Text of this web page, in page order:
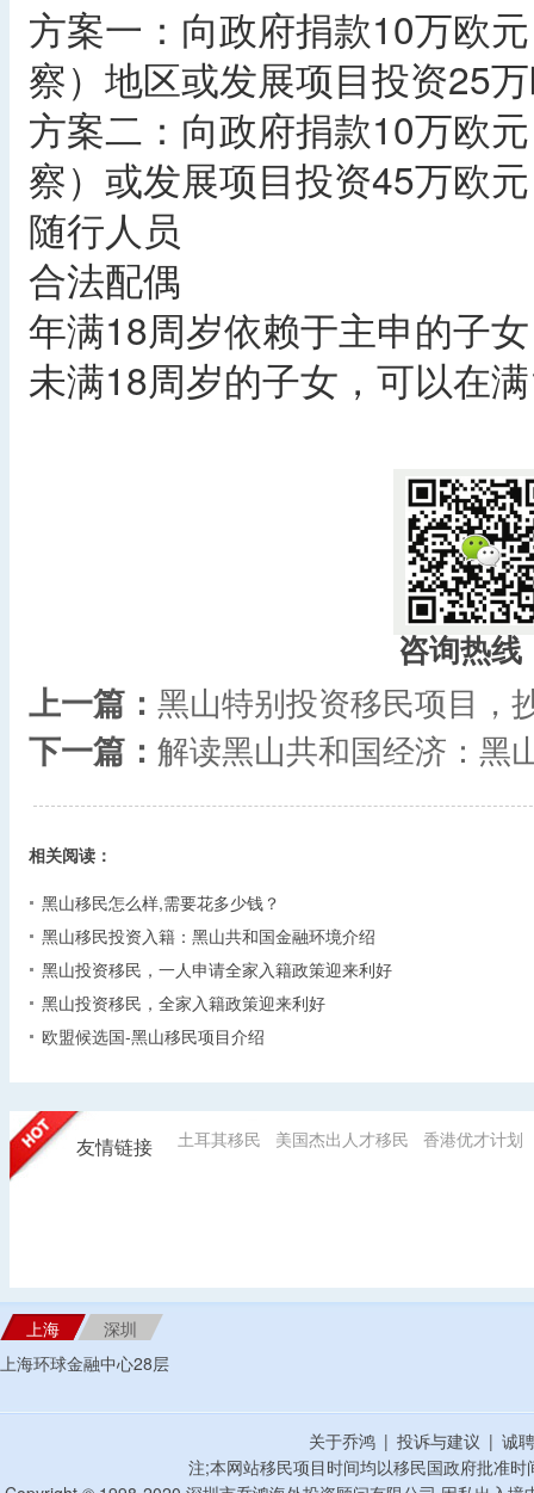
方案一：向政府捐款10万欧
察）地区或发展项目投资25
方案二：向政府捐款10万欧
察）或发展项目投资45万欧
随行人员
合法配偶
年满18周岁依赖于主申的子女
未满18周岁的子女，可以在
咨询热线
上一篇： 黑山特别投资移民项目，
下一篇： 解读黑山共和国经济：黑
相关阅读：
黑山移民怎么样,需要花多少钱？
黑山移民投资入籍：黑山共和国金融环境介绍
黑山投资移民，一人申请全家入籍政策迎来利好
黑山投资移民，全家入籍政策迎来利好
欧盟候选国-黑山移民项目介绍
友情链接 土耳其移民 美国杰出人才移民 香港优才计划
上海
深圳
上海环球金融中心28层
关于乔鸿 | 投诉与建议 | 诚
注;本网站移民项目时间均以移民国政府批准